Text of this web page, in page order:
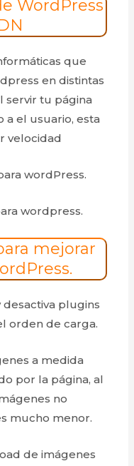
WordPress
que
en distintas
servir tu página
el usuario, esta
velocidad
wordPress.
wordpress.
mejorar
desactiva plugins
orden de carga.
a medida
por la página, al
no
mucho menor.
de imágenes